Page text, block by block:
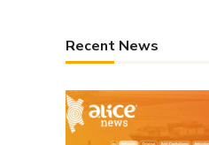
Recent News